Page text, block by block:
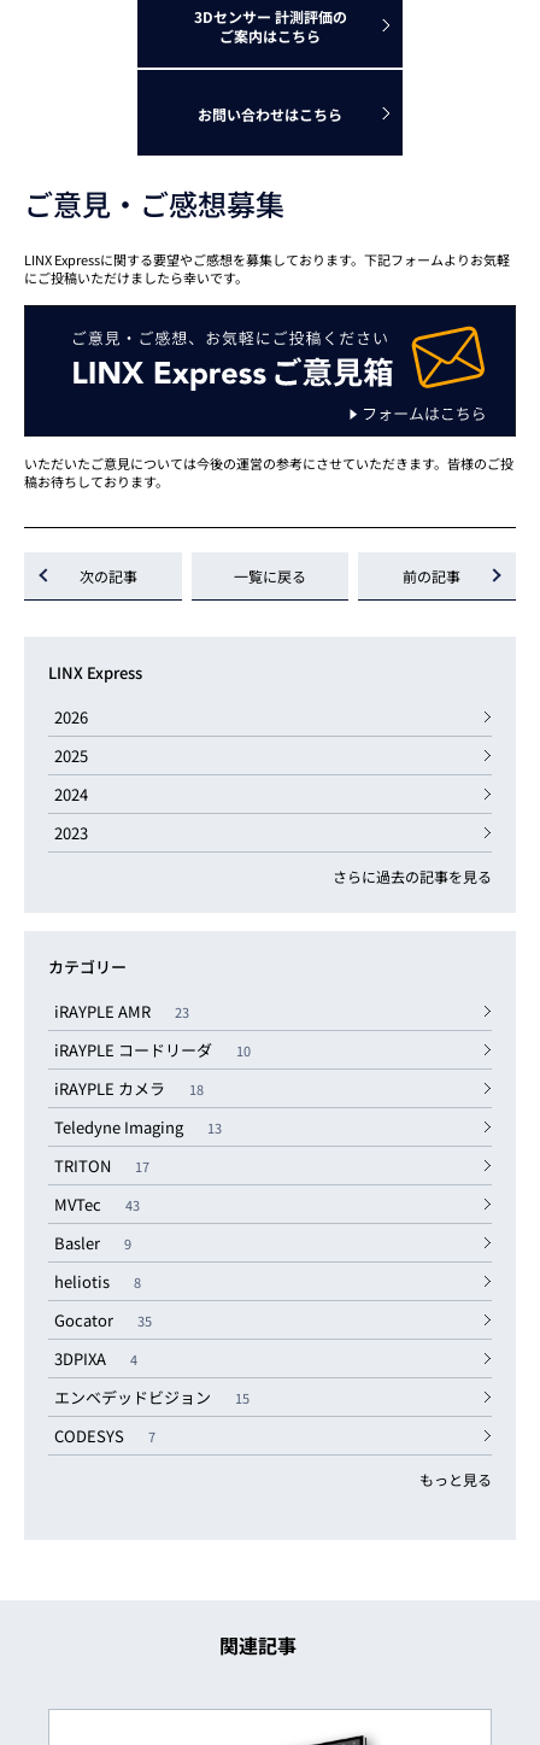
3Dセンサー 計測評価の
ご案内はこちら
お問い合わせはこちら
ご意見・ご感想募集
LINX Expressに関する要望やご感想を募集しております。下記フォームよりお気軽
にご投稿いただけましたら幸いです。
いただいたご意見については今後の運営の参考にさせていただきます。皆様のご投
稿お待ちしております。
次の記事 一覧に戻る 前の記事
LINX Express
2026
2025
2024
2023
さらに過去の記事を見る
カテゴリー
iRAYPLE AMR
23
iRAYPLE コードリーダ 10
iRAYPLE カメラ 18
Teledyne Imaging 13
TRITON 17
MVTec 43
Basler 9
heliotis 8
Gocator 35
3DPIXA 4
エンベデッドビジョン 15
CODESYS 7
もっと見る
関連記事